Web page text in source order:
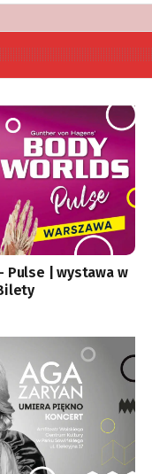
Pulse | wystawa w